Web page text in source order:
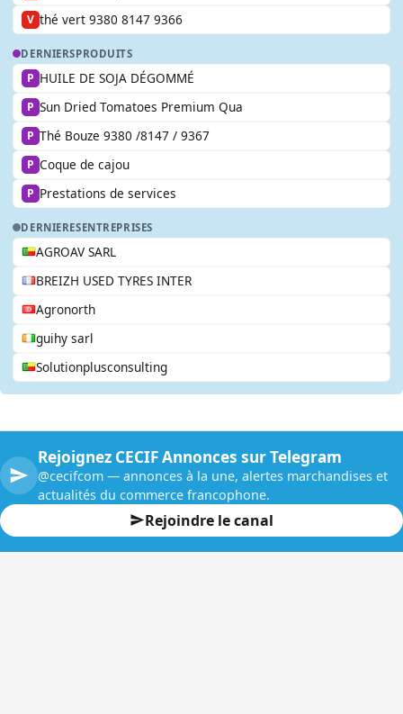
V thé vert 9380 8147 9366
DERNIERSPRODUITS
P HUILE DE SOJA DÉGOMMÉ
P Sun Dried Tomatoes Premium Qua
P Thé Bouze 9380 /8147 / 9367
P Coque de cajou
P Prestations de services
DERNIERESENTREPRISES
AGROAV SARL
BREIZH USED TYRES INTER
Agronorth
guihy sarl
Solutionplusconsulting
Rejoignez CECIF Annonces sur Telegram
@cecifcom — annonces à la une, alertes marchandises et
actualités du commerce francophone.
Rejoindre le canal